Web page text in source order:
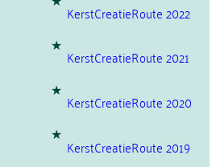
KerstCreatieRoute 2022
KerstCreatieRoute 2021
KerstCreatieRoute 2020
KerstCreatieRoute 2019